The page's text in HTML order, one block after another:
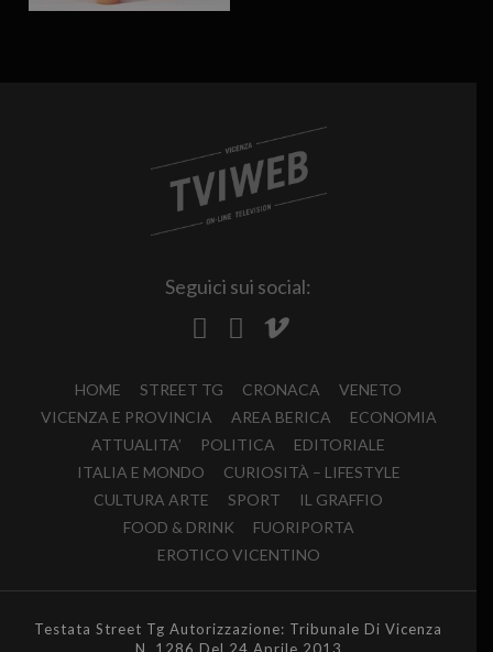
Seguici sui social:
HOME STREET TG CRONACA
VENETO
VICENZA E PROVINCIA
AREA BERICA
ECONOMIA
ATTUALITA’
POLITICA
EDITORIALE
ITALIA E MONDO
CURIOSITÀ – LIFESTYLE
CULTURA ARTE
SPORT
IL GRAFFIO
FOOD & DRINK
FUORIPORTA
EROTICO VICENTINO
Testata Street Tg Autorizzazione: Tribunale Di Vicenza